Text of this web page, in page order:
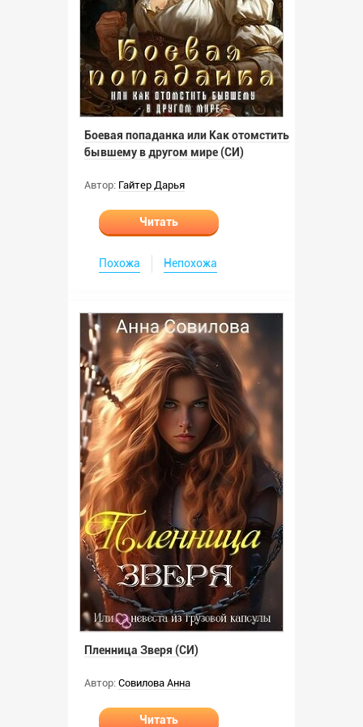
Боевая попаданка или Как отомстить
бывшему в другом мире (СИ)
Автор: Гайтер Дарья
Читать
Похожа Непохожа
Пленница Зверя (СИ)
Автор: Совилова Анна
Читать